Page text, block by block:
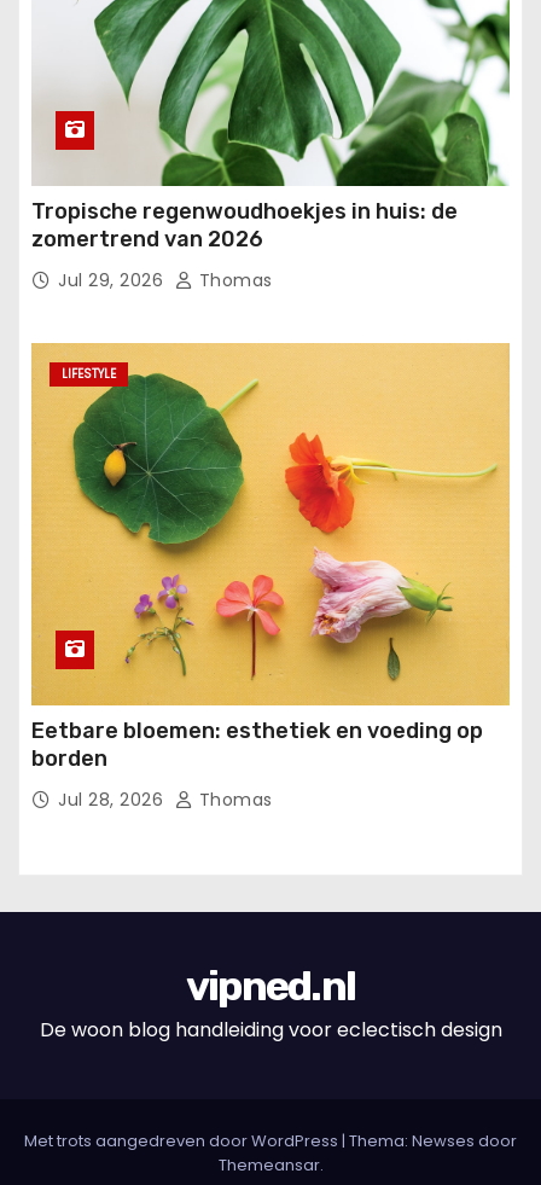
Tropische regenwoudhoekjes in huis: de
zomertrend van 2026
Jul 29, 2026 Thomas
LIFESTYLE
Eetbare bloemen: esthetiek en voeding op
borden
Jul 28, 2026 Thomas
vipned.nl
De woon blog handleiding voor eclectisch design
Met trots aangedreven door WordPress | Thema: Newses door
Themeansar.